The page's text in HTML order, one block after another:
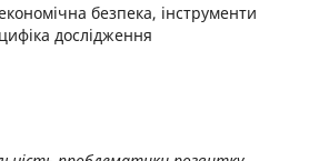
безпека, інструменти
дослідження